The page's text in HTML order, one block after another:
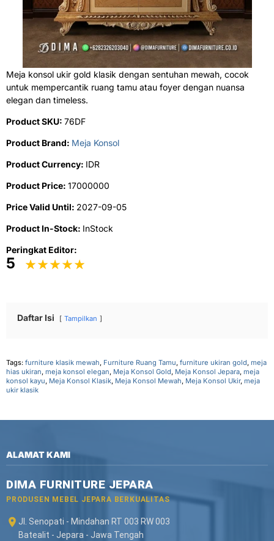
Meja konsol ukir gold klasik dengan sentuhan mewah, cocok
untuk mempercantik ruang tamu atau foyer dengan nuansa
elegan dan timeless.
Product SKU: 76DF
Product Brand: Meja Konsol
Product Currency: IDR
Product Price: 17000000
Price Valid Until: 2027-09-05
Product In-Stock: InStock
Peringkat Editor:
5
Daftar Isi Tampilkan
Tags: furniture klasik mewah, Furniture Ruang Tamu, furniture ukiran gold, meja
hias ukiran, meja konsol elegan, Meja Konsol Gold, Meja Konsol Jepara, meja
konsol kayu, Meja Konsol Klasik, Meja Konsol Mewah, Meja Konsol Ukir, meja
ukir klasik
ALAMAT KAMI
DIMA FURNITURE JEPARA
PRODUSEN MEBEL JEPARA BERKUALITAS
Jl. Senopati - Mindahan RT 003 RW 003
Batealit - Jepara - Jawa Tengah